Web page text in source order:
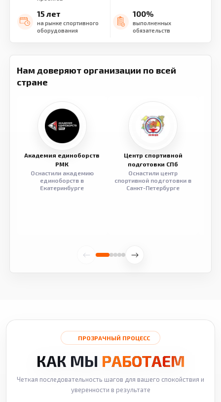
15 лет
на рынке спортивного
оборудования
100%
выполненных
обязательств
Нам доверяют организации по всей
стране
Академия единоборств
РМК
Оснастили академию
единоборств в
Екатеринбурге
Центр спортивной
подготовки СПб
Оснастили центр
спортивной подготовки в
Санкт-Петербурге
ПРОЗРАЧНЫЙ ПРОЦЕСС
КАК МЫ РАБОТАЕМ
Четкая последовательность шагов для вашего спокойствия и
уверенности в результате